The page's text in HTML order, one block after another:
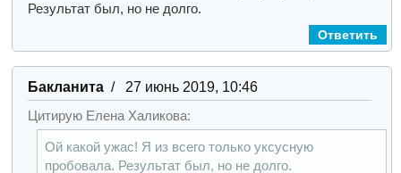
Результат был, но не долго.
Ответить
Бакланита/ 27 июнь 2019, 10:46
Цитирую Елена Халикова:
Ой какой ужас! Я из всего только уксусную
пробовала. Результат был, но не долго.